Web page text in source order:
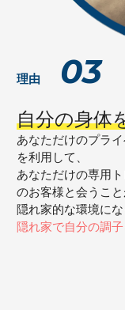
理由 03
自分の身体
あなただけのプラ
を利用して、
あなただけの専用
のお客様と会うこと
隠れ家的な環境にな
隠れ家で自分の調